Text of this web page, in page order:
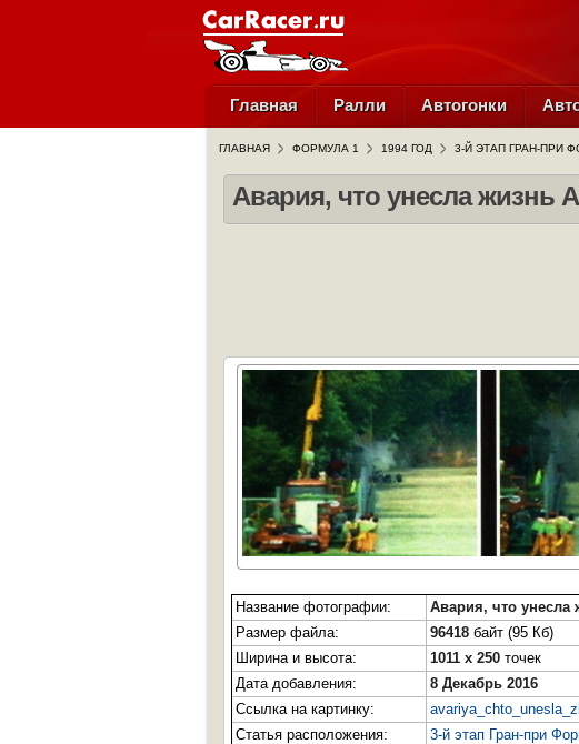
Главная Ралли Автогонки
ГЛАВНАЯ ФОРМУЛА 1 1994 ГОД 3-Й ЭТАП ГРАН-ПРИ
Авария, что унесла жизнь
Название фотографии:
Авария, что
Размер файла:
96418 байт (95 Кб)
Ширина и высота:
1011 x 250 точек
Дата добавления:
8 Декабрь 2016
Ссылка на картинку:
Статья расположения:
3-й этап Гран-при